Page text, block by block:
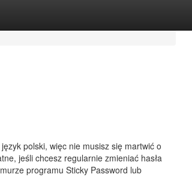
polski, więc nie musisz się martwić o
jeśli chcesz regularnie zmieniać hasła
programu Sticky Password lub